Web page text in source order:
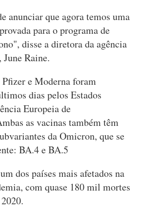
anunciar que agora temos uma
para o programa de
disse a diretora da agência
Raine.
e Moderna foram
dias pelos Estados
Europeia de
as vacinas também têm
da Omicron, que se
BA.4 e BA.5
dos países mais afetados na
com quase 180 mil mortes